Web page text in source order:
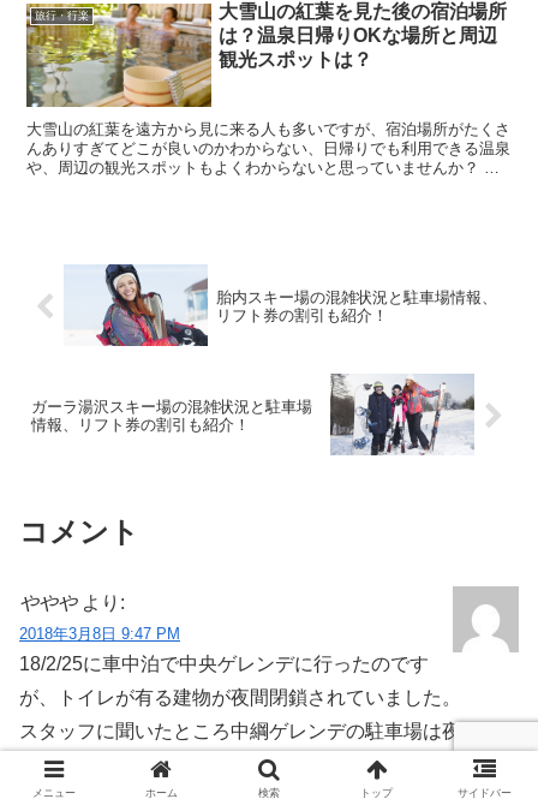
旅行・行楽
大雪山の紅葉を見た後の宿泊場所
は？温泉日帰りOKな場所と周辺
観光スポットは？
大雪山の紅葉を遠方から見に来る人も多いですが、宿泊場所がたくさ
んありすぎてどこが良いのかわからない、日帰りでも利用できる温泉
や、周辺の観光スポットもよくわからないと思っていませんか？ そ
胎内スキー場の混雑状況と駐車場情報、
リフト券の割引も紹介！
ガーラ湯沢スキー場の混雑状況と駐車場
情報、リフト券の割引も紹介！
コメント
ややや より:
2018年3月8日 9:47 PM
18/2/25に車中泊で中央ゲレンデに行ったのです
が、トイレが有る建物が夜間閉鎖されていました。
スタッフに聞いたところ中綱ゲレンデの駐車場は夜間でも
トイレが使えるそうなので、そちらで車中泊すべきと思い
ます。
メニュー ホーム 検索 トップ サイドバー